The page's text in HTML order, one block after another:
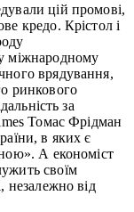
цій промові,
кредо. Крістол і
міжнародному
врядування,
ринкового
за
Томас Фрідман
в яких є
А економіст
своїм
незалежно від